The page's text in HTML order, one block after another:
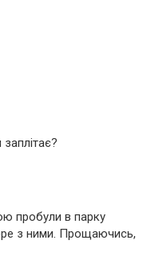
пробули в парку
з ними. Прощаючись,